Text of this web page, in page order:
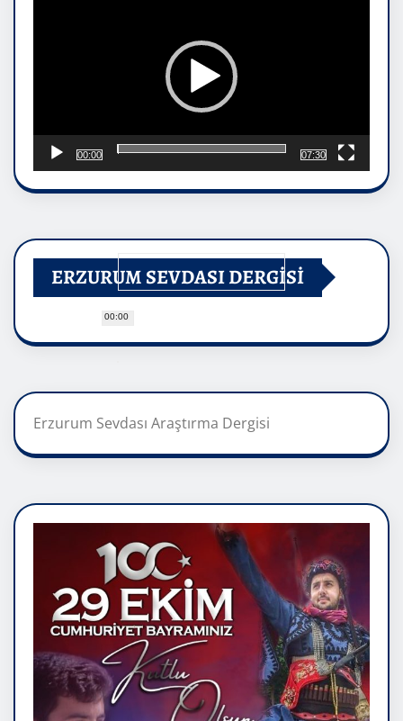
00:00
00:00
07:30
ERZURUM SEVDASI DERGİSİ
Erzurum Sevdası Araştırma Dergisi